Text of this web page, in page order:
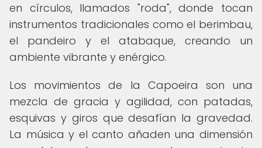
en círculos, llamados "roda", donde tocan
instrumentos tradicionales como el berimbau,
el pandeiro y el atabaque, creando un
ambiente vibrante y enérgico.
Los movimientos de la Capoeira son una
mezcla de gracia y agilidad, con patadas,
esquivas y giros que desafían la gravedad.
La música y el canto añaden una dimensión